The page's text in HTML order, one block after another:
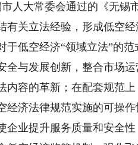
人大常委会通过的《无锡
有关立法经验，形成低空
于低空经济“领域立法”的
全与发展创新，整合市场
内容的革新；在配套规范
经济法律规范实施的可操
企业提升服务质量和安全